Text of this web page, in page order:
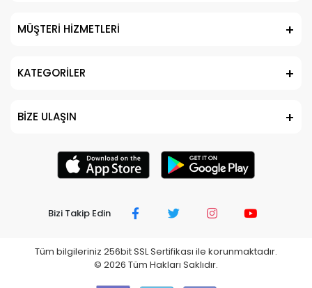
MÜŞTERİ HİZMETLERİ
KATEGORİLER
BİZE ULAŞIN
Bizi Takip Edin
Tüm bilgileriniz 256bit SSL Sertifikası ile korunmaktadır.
© 2026 Tüm Hakları Saklıdır.